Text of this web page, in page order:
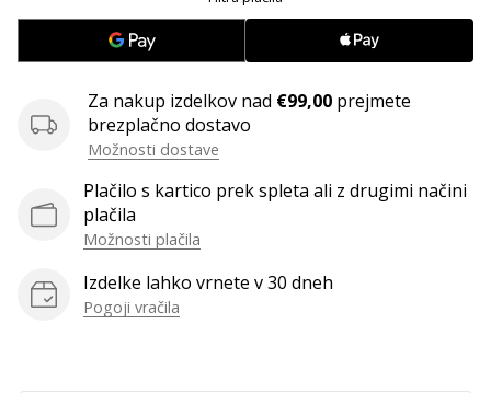
forum?
Pridružite
našemu…
Prikaži
vse
članke
Za nakup izdelkov nad €99,00 prejmete
brezplačno dostavo
Možnosti dostave
Plačilo s kartico prek spleta ali z drugimi načini
plačila
Možnosti plačila
Izdelke lahko vrnete v 30 dneh
Pogoji vračila